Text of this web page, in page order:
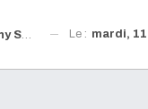
Sow Le : mardi,